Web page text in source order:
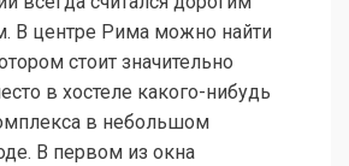
В центре Рима можно найти
стоит значительно
в хостеле какого-нибудь
в небольшом
В первом из окна